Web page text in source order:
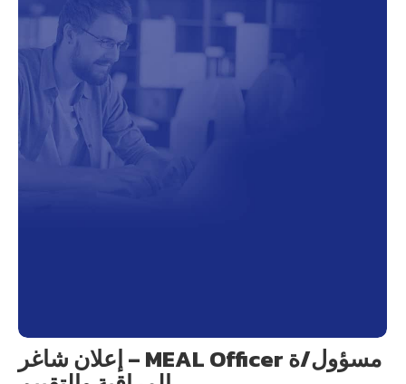
إعلان شاغر – MEAL Officer مسؤول/ة